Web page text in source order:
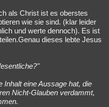
als Christ ist es oberstes
wie sie sind. (klar leider
und werte dennoch). Es ist
dieses lebte Jesus
Inhalt eine Aussage hat, die
Nicht-Glauben verdammt,